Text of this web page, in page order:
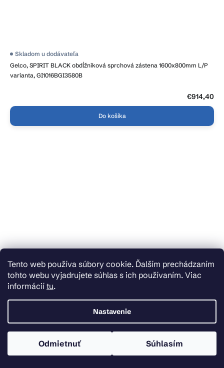
Tento web používa súbory cookie. Ďalším prechádzaním
tohto webu vyjadrujete súhlas s ich používaním. Viac
informácií tu.
Nastavenie
Odmietnuť Súhlasím
Gelco, SPIRIT BLACK obdĺžniková sprchová zástena 1600x800mm L/P
varianta, GI1016BGI3580B
Skladom u dodávateľa
€914,40
Do košíka